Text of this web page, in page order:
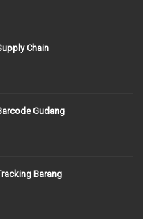
Chain
Gudang
Barang